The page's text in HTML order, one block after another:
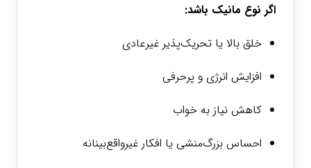
اگر نوع مانیک باشد:
خلق بالا یا تحریک‌پذیر غیرعادی
افزایش انرژی و پرحرفی
کاهش نیاز به خواب
احساس بزرگ‌منشی یا افکار غیرواقع‌بینانه